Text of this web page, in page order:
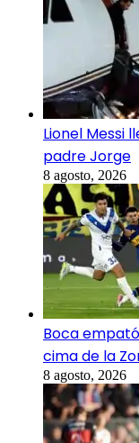
Lionel Messi
padre Jorge
8 agosto, 2026
Boca
cima de la
8 agosto, 2026